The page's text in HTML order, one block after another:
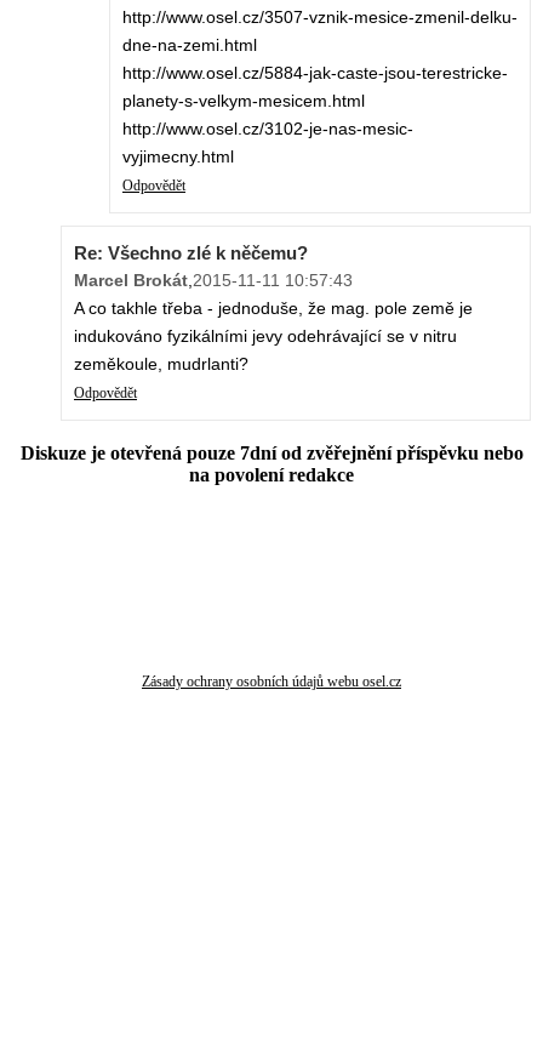
http://www.osel.cz/3507-vznik-mesice-zmenil-delku-
dne-na-zemi.html
http://www.osel.cz/5884-jak-caste-jsou-terestricke-
planety-s-velkym-mesicem.html
http://www.osel.cz/3102-je-nas-mesic-
vyjimecny.html
Odpovědět
Re: Všechno zlé k něčemu?
Marcel Brokát,2015-11-11 10:57:43
A co takhle třeba - jednoduše, že mag. pole země je
indukováno fyzikálními jevy odehrávající se v nitru
zeměkoule, mudrlanti?
Odpovědět
Diskuze je otevřená pouze 7dní od zvěřejnění příspěvku nebo
na povolení redakce
Zásady ochrany osobních údajů webu osel.cz